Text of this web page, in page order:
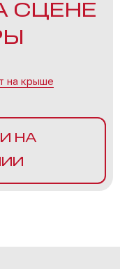
СЦЕНЕ
на крыше
НА